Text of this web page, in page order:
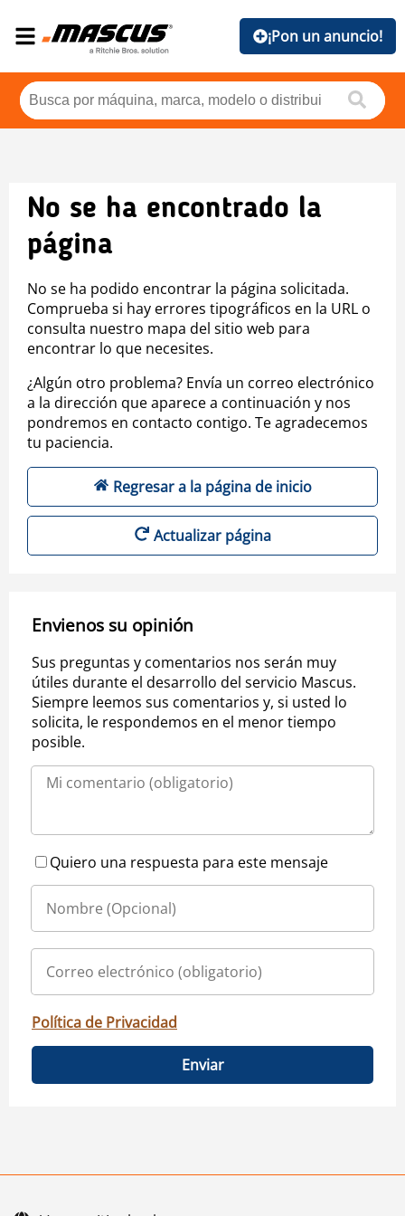
¡Pon un anuncio!
No se ha encontrado la
página
No se ha podido encontrar la página solicitada.
Comprueba si hay errores tipográficos en la URL o
consulta nuestro mapa del sitio web para
encontrar lo que necesites.
¿Algún otro problema? Envía un correo electrónico
a la dirección que aparece a continuación y nos
pondremos en contacto contigo. Te agradecemos
tu paciencia.
Regresar a la página de inicio
Actualizar página
Envienos su opinión
Sus preguntas y comentarios nos serán muy
útiles durante el desarrollo del servicio Mascus.
Siempre leemos sus comentarios y, si usted lo
solicita, le respondemos en el menor tiempo
posible.
Quiero una respuesta para este mensaje
Política de Privacidad
Enviar